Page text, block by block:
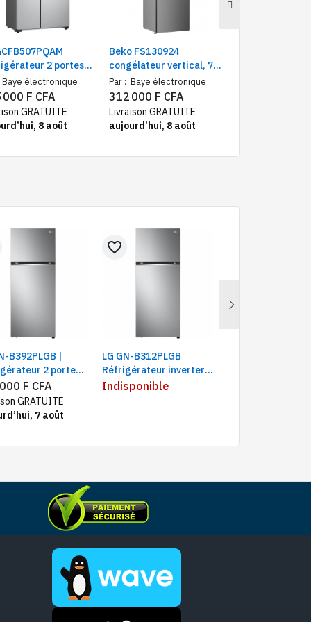
2 portess
côte 519L, Smart
Gris
Baye électronique
F CFA
GRATUITE
8 août
Beko FS130924
congélateur vertical, 7
tiroirs plaque alu, 280
litres
Par : Baye électronique
312 000 F CFA
Livraison GRATUITE
aujourd’hui, 8 août
B392PLGB |
2 portes
supérieur |
Inverter
F CFA
GRATUITE
7 août
LG GN-B312PLGB
Réfrigérateur inverter 2
portes 320 litres, gris
favorite_border
Indisponible
Next